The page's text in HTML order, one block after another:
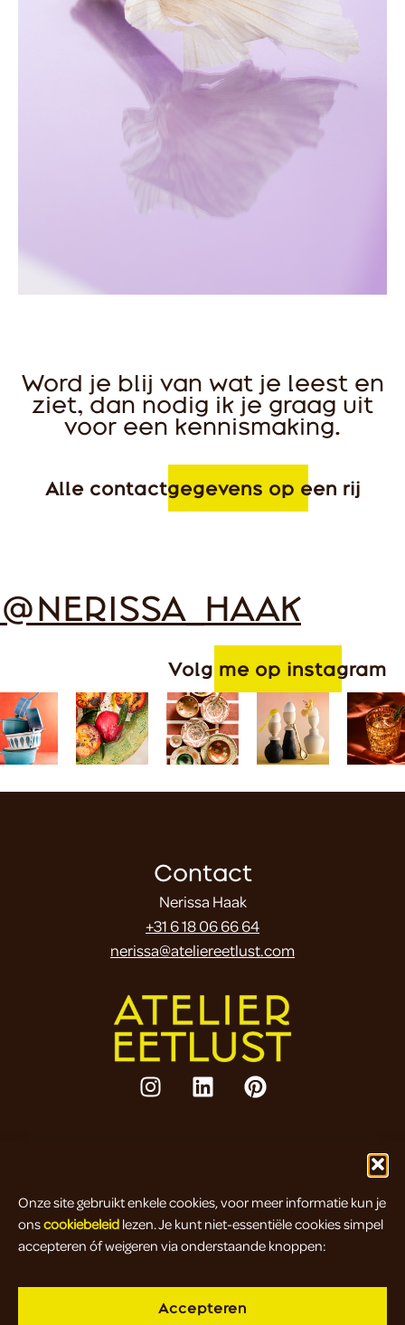
Onze site gebruikt enkele cookies, voor meer informatie kun je
onscookiebeleid lezen. Je kunt niet-essentiële cookies simpel
accepteren óf weigeren via onderstaande knoppen:
Accepteren
Word je blij van wat je leest en
ziet, dan nodig ik je graag uit
voor een kennismaking.
Alle contactgegevens op een rij
@NERISSA_HAAK
Volg me op instagram
Contact
Nerissa Haak
+31 6 18 06 66 64
nerissa@ateliereetlust.com
Klachten/Retourbeleid
Colofon